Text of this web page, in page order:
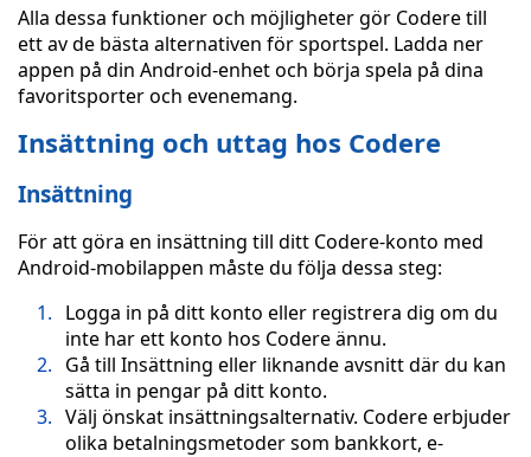
Alla dessa funktioner och möjligheter gör Codere till
ett av de bästa alternativen för sportspel. Ladda ner
appen på din Android-enhet och börja spela på dina
favoritsporter och evenemang.
Insättning och uttag hos Codere
Insättning
För att göra en insättning till ditt Codere-konto med
Android-mobilappen måste du följa dessa steg:
Logga in på ditt konto eller registrera dig om du
inte har ett konto hos Codere ännu.
Gå till Insättning eller liknande avsnitt där du kan
sätta in pengar på ditt konto.
Välj önskat insättningsalternativ. Codere erbjuder
olika betalningsmetoder som bankkort, e-